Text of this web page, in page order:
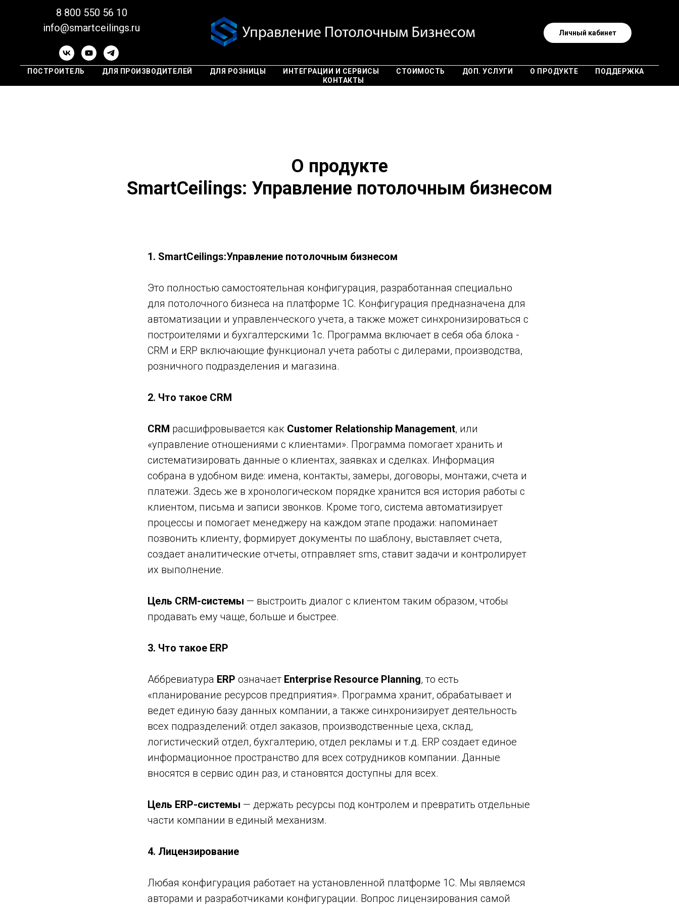
8 800 550 56 10
info@smartceilings.ru
Личный кабинет
ПОСТРОИТЕЛЬ ДЛЯ ПРОИЗВОДИТЕЛЕЙ ДЛЯ РОЗНИЦЫ ИНТЕГРАЦИИ И СЕРВИСЫ СТОИМОСТЬ ДОП. УСЛУГИ О ПРОДУКТЕ
ПОДДЕРЖКА
КОНТАКТЫ
О продукте
SmartCeilings: Управление потолочным бизнесом
1. SmartCeilings:Управление потолочным бизнесом
Это полностью самостоятельная конфигурация, разработанная специально
для потолочного бизнеса на платформе 1С. Конфигурация предназначена для
автоматизации и управленческого учета, а также может синхронизироваться с
построителями и бухгалтерскими 1с. Программа включает в себя оба блока -
CRM и ERP включающие функционал учета работы с дилерами, производства,
розничного подразделения и магазина.
2. Что такое CRM
CRM расшифровывается как Customer Relationship Management, или
«управление отношениями с клиентами». Программа помогает хранить и
систематизировать данные о клиентах, заявках и сделках. Информация
собрана в удобном виде: имена, контакты, замеры, договоры, монтажи, счета и
платежи. Здесь же в хронологическом порядке хранится вся история работы с
клиентом, письма и записи звонков. Кроме того, система автоматизирует
процессы и помогает менеджеру на каждом этапе продажи: напоминает
позвонить клиенту, формирует документы по шаблону, выставляет счета,
создает аналитические отчеты, отправляет sms, ставит задачи и контролирует
их выполнение.
Цель CRM-системы — выстроить диалог с клиентом таким образом, чтобы
продавать ему чаще, больше и быстрее.
3. Что такое ERP
Аббревиатура ERP означает Enterprise Resource Planning, то есть
«планирование ресурсов предприятия». Программа хранит, обрабатывает и
ведет единую базу данных компании, а также синхронизирует деятельность
всех подразделений: отдел заказов, производственные цеха, склад,
логистический отдел, бухгалтерию, отдел рекламы и т.д. ERP создает единое
информационное пространство для всех сотрудников компании. Данные
вносятся в сервис один раз, и становятся доступны для всех.
Цель ERP-системы — держать ресурсы под контролем и превратить отдельные
части компании в единый механизм.
4. Лицензирование
Любая конфигурация работает на установленной платформе 1С. Мы являемся
авторами и разработчиками конфигурации. Вопрос лицензирования самой